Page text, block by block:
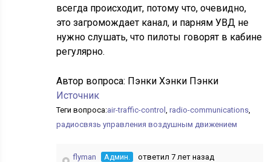
всегда происходит, потому что, очевидно,
это загромождает канал, и парням УВД не
нужно слушать, что пилоты говорят в кабине
регулярно.
Автор вопроса: Пэнки Хэнки Пэнки
Источник
Теги вопроса:air-traffic-control,radio-communications,
радиосвязь управления воздушным движением
flyman Админ. ответил 7 лет назад